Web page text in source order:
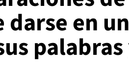
en